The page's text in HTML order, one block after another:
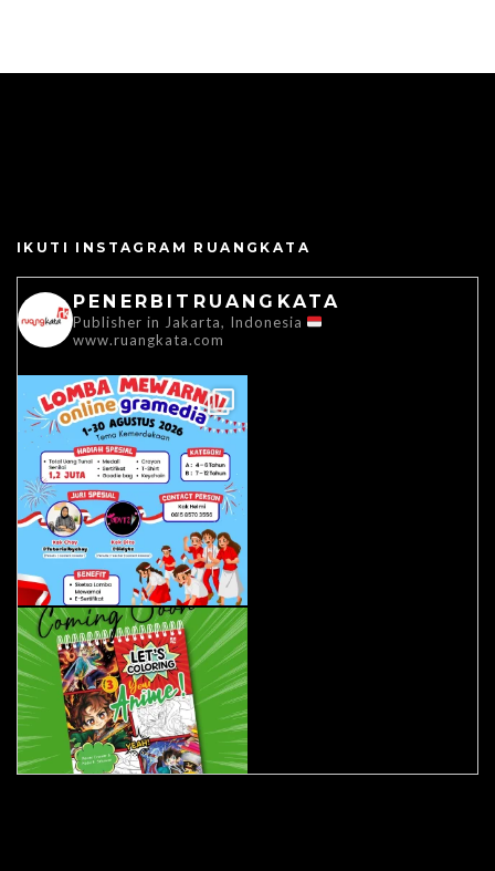
IKUTI INSTAGRAM RUANGKATA
PENERBITRUANGKATA
Publisher in Jakarta, Indonesia
www.ruangkata.com